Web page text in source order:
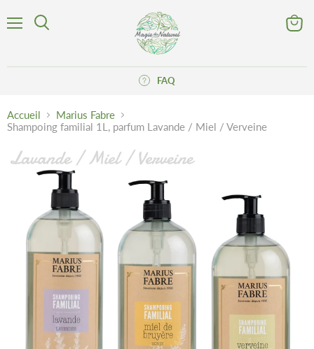
FAQ
Accueil
Marius Fabre
Shampoing familial 1L, parfum Lavande / Miel / Verveine